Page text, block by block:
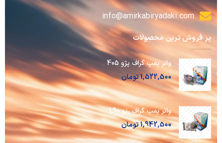
info@amirkabiryadaki.com
پر فروش ترین محصولات
واتر پمپ گراف پژو 405
1,522,500تومان
واتر پمپ گراف رنو L90
1,942,500تومان